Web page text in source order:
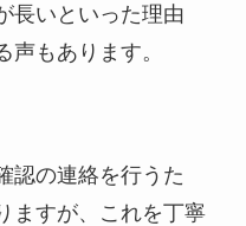
長いといった理由
もあります。
認の連絡を行うた
ますが、これを丁寧